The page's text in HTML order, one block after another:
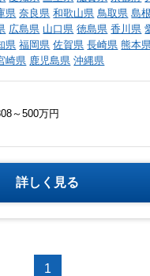
県 奈良県 和歌山県 鳥取県 島
広島県 山口県 徳島県 香川県
県 福岡県 佐賀県 長崎県 熊本
崎県 鹿児島県 沖縄県
～500万円
詳しく見る
1